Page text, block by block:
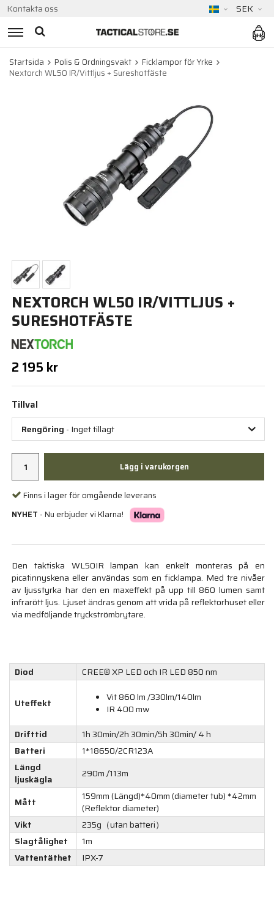
Kontakta oss SEK
Startsida Polis & Ordningsvakt
Ficklampor för Yrke
Nextorch WL50 IR/Vittljus + Sureshotfäste
NEXTORCH WL50 IR/VITTLJUS +
SURESHOTFÄSTE
2 195 kr
Tillval
Rengöring - Inget tillagt
Lägg i varukorgen
Finns i lager för omgående leverans
NYHET - Nu erbjuder vi Klarna!
Den taktiska WL50IR lampan kan enkelt monteras på en
picatinnyskena eller användas som en ficklampa. Med tre nivåer
av ljusstyrka har den en maxeffekt på upp till 860 lumen samt
infrarött ljus. Ljuset ändras genom att vrida på reflektorhuset eller
via medföljande tryckströmbrytare.
Diod CREE® XP LED och IR LED 850 nm
Uteffekt
Vit 860 lm /330lm/140lm
IR 400 mw
Drifttid
1h 30min/2h 30min/5h 30min/ 4 h
Batteri
1*18650/2CR123A
Längd
ljuskägla
290m /113m
Mått
159mm (Längd)*40mm (diameter tub) *42mm
(Reflektor diameter)
Vikt
235g（utan batteri）
Slagtålighet
1m
Vattentäthet
IPX-7